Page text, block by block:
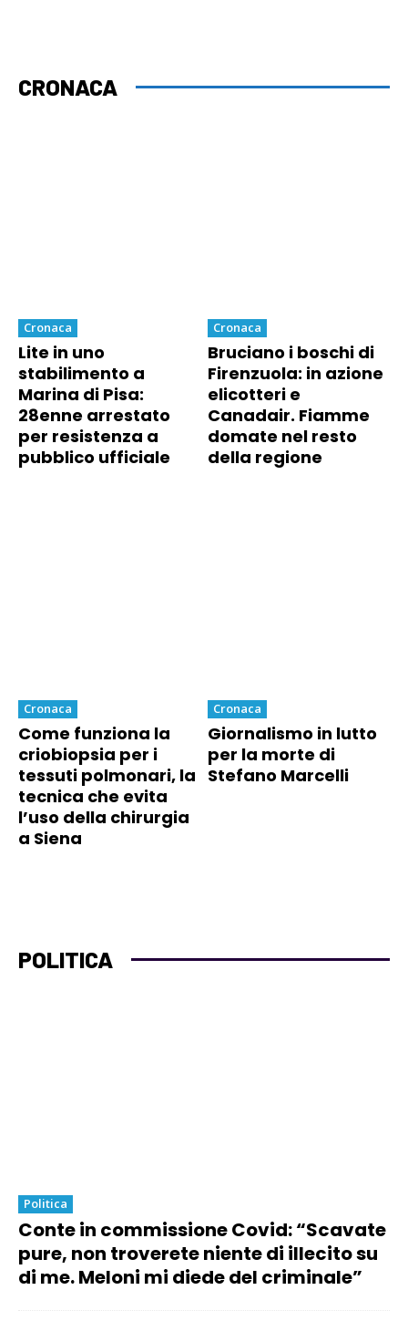
CRONACA
Cronaca
Lite in uno
stabilimento a
Marina di Pisa:
28enne arrestato
per resistenza a
pubblico ufficiale
Cronaca
Bruciano i boschi di
Firenzuola: in azione
elicotteri e
Canadair. Fiamme
domate nel resto
della regione
Cronaca
Come funziona la
criobiopsia per i
tessuti polmonari, la
tecnica che evita
l’uso della chirurgia
a Siena
Cronaca
Giornalismo in lutto
per la morte di
Stefano Marcelli
POLITICA
Politica
Conte in commissione Covid: “Scavate
pure, non troverete niente di illecito su
di me. Meloni mi diede del criminale”